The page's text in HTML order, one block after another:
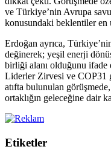
ve Türkiye’nin Avrupa
konusundaki beklentiler en
Erdoğan ayrıca,
değinerek; yeşil enerji
birliği alanı olduğunu ifade
Liderler Zirvesi ve COP31
atıfta bulunulan
ortaklığın geleceğine dair
Etiketler